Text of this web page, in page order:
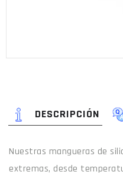
DESCRIPCIÓN
Nuestras mangueras de
extremas, desde